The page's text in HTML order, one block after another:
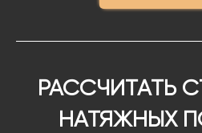
РАССЧИТАТЬ
НАТЯЖНЫХ